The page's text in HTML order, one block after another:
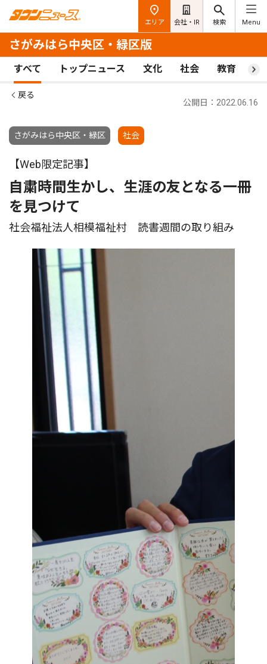
エリア 会社・IR 検索 Menu
さがみはら中央区・緑区版
すべて トップニュース 文化 社会 教育 ス
戻る
さがみはら中央区・緑区 社会
公開日：2022.06.16
【Web限定記事】
自粛時間生かし、生涯の友となる一冊
を見つけて
社会福祉法人相模福祉村 読書週間の取り組み